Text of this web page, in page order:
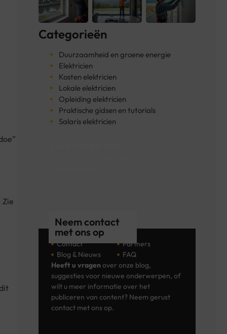
Zie
Categorieën
Duurzaamheid en groene energie
Elektricien
Kosten elektricien
Lokale elektricien
Opleiding elektricien
Praktische gidsen en tutorials
Salaris elektricien
Neem contact
met ons op
Contact
Blog & Nieuws
Partners
FAQ
Heeft u vragenover onze blog,
suggesties voor nieuwe onderwerpen, of
wilt u meer informatie over het
publiceren van content? Neem gerust
contact met ons op.